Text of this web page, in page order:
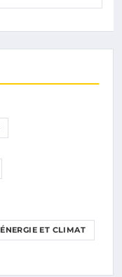
ÉNERGIE ET CLIMAT